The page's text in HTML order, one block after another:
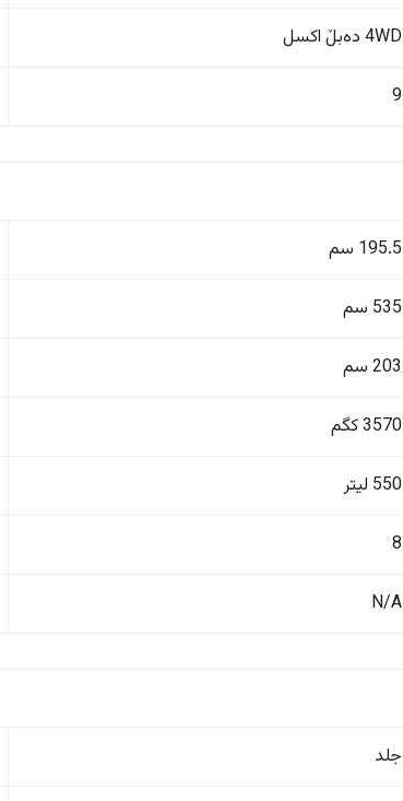
4WD دەبڵ اکسل
9
195.5 سم
535 سم
203 سم
3570 کگم
550 لیتر
8
N/A
جلد